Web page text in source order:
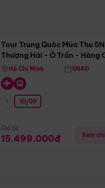
Tour Trung Quôc Mùa Thu
Thượng Hải - Ô Trấn - Hàng
(Tour Không Shopping)
Hồ Chí Minh 5N4Đ
10/09
Giá từ:
15.499.000đ Xem